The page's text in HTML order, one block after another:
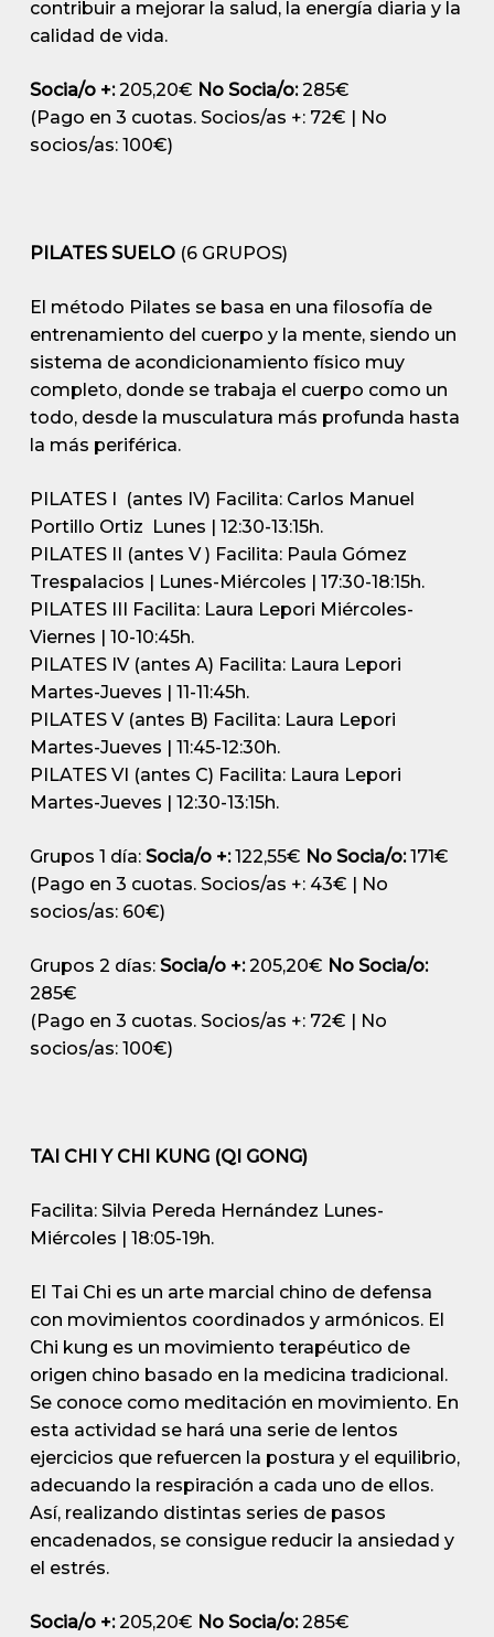
contribuir a mejorar la salud, la energía diaria y la
calidad de vida.
Socia/o +:205,20€ No Socia/o:285€
(Pago en 3 cuotas. Socios/as +: 72€ | No
socios/as: 100€)
PILATES SUELO (6 GRUPOS)
El método Pilates se basa en una filosofía de
entrenamiento del cuerpo y la mente, siendo un
sistema de acondicionamiento físico muy
completo, donde se trabaja el cuerpo como un
todo, desde la musculatura más profunda hasta
la más periférica.
PILATES I (antes IV) Facilita: Carlos Manuel
Portillo Ortiz Lunes | 12:30-13:15h.
PILATES II (antes V ) Facilita: Paula Gómez
Trespalacios | Lunes-Miércoles | 17:30-18:15h.
PILATES III Facilita: Laura Lepori Miércoles-
Viernes | 10-10:45h.
PILATES IV (antes A) Facilita: Laura Lepori
Martes-Jueves | 11-11:45h.
PILATES V (antes B) Facilita: Laura Lepori
Martes-Jueves | 11:45-12:30h.
PILATES VI (antes C) Facilita: Laura Lepori
Martes-Jueves | 12:30-13:15h.
Grupos 1 día: Socia/o +:122,55€ No Socia/o:171€
(Pago en 3 cuotas. Socios/as +: 43€ | No
socios/as: 60€)
Grupos 2 días: Socia/o +:205,20€ No Socia/o:
285€
(Pago en 3 cuotas. Socios/as +: 72€ | No
socios/as: 100€)
TAI CHI Y CHI KUNG (QI GONG)
Facilita: Silvia Pereda Hernández Lunes-
Miércoles | 18:05-19h.
El Tai Chi es un arte marcial chino de defensa
con movimientos coordinados y armónicos. El
Chi kung es un movimiento terapéutico de
origen chino basado en la medicina tradicional.
Se conoce como meditación en movimiento. En
esta actividad se hará una serie de lentos
ejercicios que refuercen la postura y el equilibrio,
adecuando la respiración a cada uno de ellos.
Así, realizando distintas series de pasos
encadenados, se consigue reducir la ansiedad y
el estrés.
Socia/o +:205,20€ No Socia/o:285€